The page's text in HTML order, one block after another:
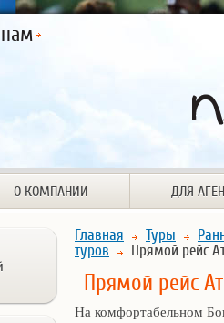
О КОМПАНИИ ДЛЯ
Главная Туры
туров
Прямой рейс
Прямой рейс
На комфортабельном